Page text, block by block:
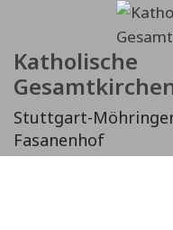
springen
Katholische
Stuttgart-
Fasanenhof